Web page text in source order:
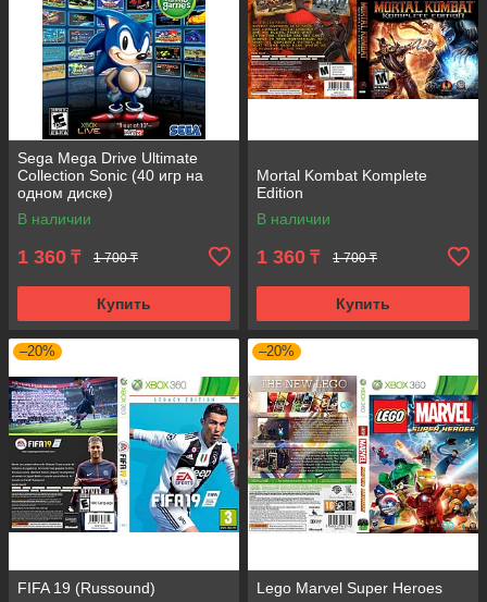
Sega Mega Drive Ultimate
Collection Sonic (40 игр на
одном диске)
В наличии
1 360 ₸ 1 700 ₸
Купить
Mortal Kombat Komplete
Edition
В наличии
1 360 ₸ 1 700 ₸
Купить
–20%
FIFA 19 (Russound)
–20%
Lego Marvel Super Heroes